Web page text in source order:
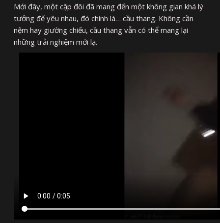
Mới đây, một cặp đôi đã mang đến một không gian khá lý
tưởng để yêu nhau, đó chính là… cầu thang. Không cần
nệm hay giường chiếu, cầu thang vẫn có thể mang lại
những trải nghiệm mới lạ.